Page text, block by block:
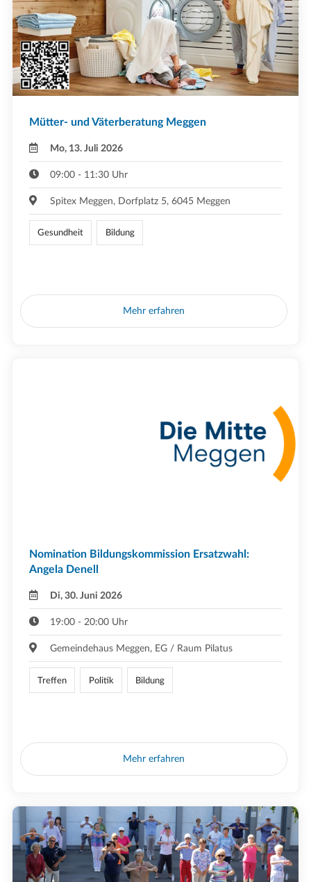
Mütter- und Väterberatung Meggen
Mo, 13. Juli 2026
09:00 - 11:30 Uhr
Spitex Meggen, Dorfplatz 5, 6045 Meggen
Gesundheit Bildung
Mehr erfahren
Nomination Bildungskommission Ersatzwahl:
Angela Denell
Di, 30. Juni 2026
19:00 - 20:00 Uhr
Gemeindehaus Meggen, EG / Raum Pilatus
Treffen Politik Bildung
Mehr erfahren